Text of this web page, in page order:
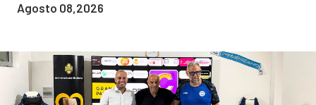
Agosto 08,2026